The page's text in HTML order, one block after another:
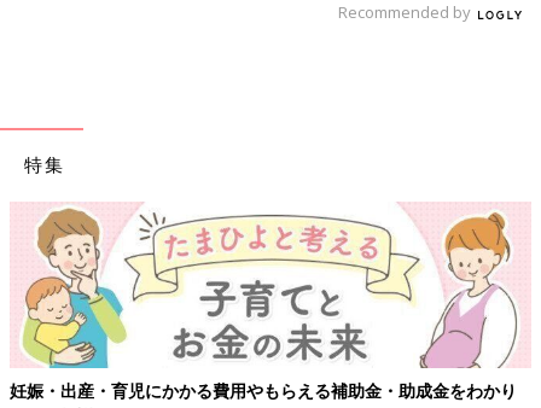
Recommended by
特集
【ワクチン接種できるものも】妊婦の感染症対策、知っておいて